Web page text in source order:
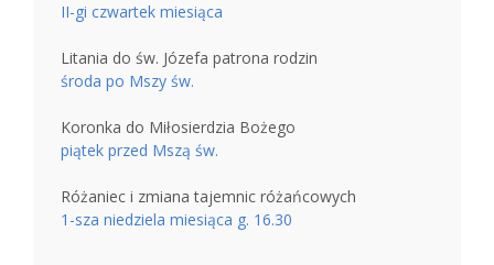
II-gi czwartek miesiąca
Litania do św. Józefa patrona rodzin
środa po Mszy św.
Koronka do Miłosierdzia Bożego
piątek przed Mszą św.
Różaniec i zmiana tajemnic różańcowych
1-sza niedziela miesiąca g. 16.30